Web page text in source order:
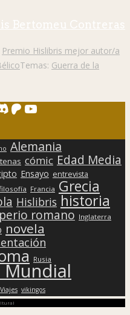
Bertomeu Contreras
Premio Hislibris mejor autor/a
Temas: Guerra de la
Patreon
YouTube
Alemania
cómic Edad Media
Ensayo entrevista
Francia Grecia
Hislibris historia
romano Inglaterra
novela
Rusia
Viajes vikingos